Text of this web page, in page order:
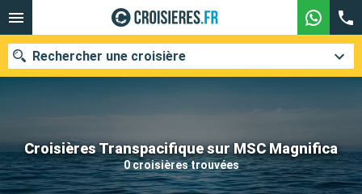
Croisières Transpacifique sur MSC Magnifica
0 croisières trouvées
Rechercher une croisière
Nos destinations
Mois de départ